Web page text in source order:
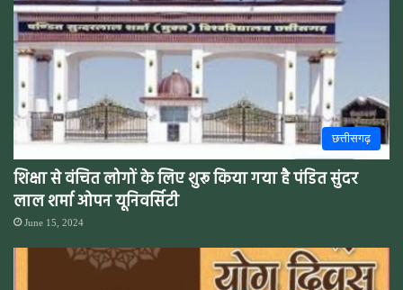
छत्तीसगढ़
शिक्षा से वंचित लोगों के लिए शुरू किया गया है पंडित सुंदर
लाल शर्मा ओपन यूनिवर्सिटी
June 15, 2024